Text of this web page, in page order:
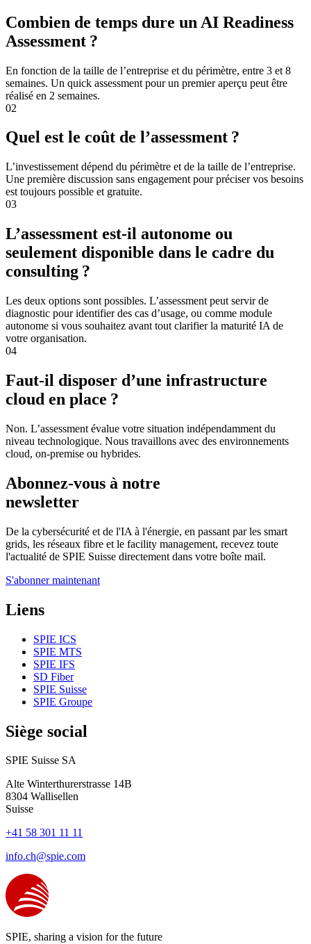
Combien de temps dure un AI Readiness
Assessment ?
En fonction de la taille de l’entreprise et du périmètre, entre 3 et 8
semaines. Un quick assessment pour un premier aperçu peut être
réalisé en 2 semaines.
02
Quel est le coût de l’assessment ?
L’investissement dépend du périmètre et de la taille de l’entreprise.
Une première discussion sans engagement pour préciser vos besoins
est toujours possible et gratuite.
03
L’assessment est-il autonome ou
seulement disponible dans le cadre du
consulting ?
Les deux options sont possibles. L’assessment peut servir de
diagnostic pour identifier des cas d’usage, ou comme module
autonome si vous souhaitez avant tout clarifier la maturité IA de
votre organisation.
04
Faut-il disposer d’une infrastructure
cloud en place ?
Non. L’assessment évalue votre situation indépendamment du
niveau technologique. Nous travaillons avec des environnements
cloud, on-premise ou hybrides.
Abonnez-vous à notre
newsletter
De la cybersécurité et de l'IA à l'énergie, en passant par les smart
grids, les réseaux fibre et le facility management, recevez toute
l'actualité de SPIE Suisse directement dans votre boîte mail.
S'abonner maintenant
Liens
SPIE ICS
SPIE MTS
SPIE IFS
SD Fiber
SPIE Suisse
SPIE Groupe
Siège social
SPIE Suisse SA
Alte Winterthurerstrasse 14B
8304 Wallisellen
Suisse
+41 58 301 11 11
info.ch@spie.com
SPIE, sharing a vision for the future